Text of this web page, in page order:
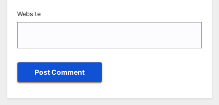
Website